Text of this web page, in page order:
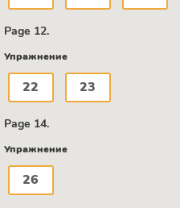
Page 12.
Упражнение
22 23
Page 14.
Упражнение
26